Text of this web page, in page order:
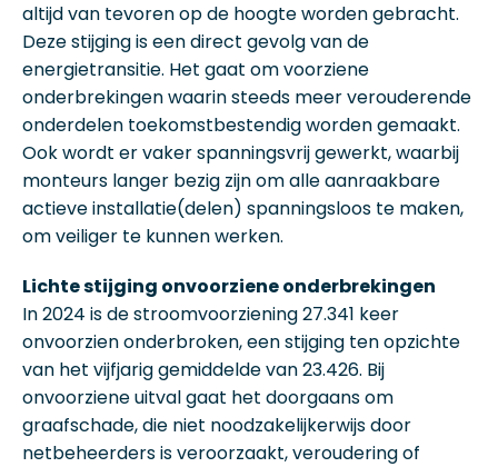
altijd van tevoren op de hoogte worden gebracht.
Deze stijging is een direct gevolg van de
energietransitie. Het gaat om voorziene
onderbrekingen waarin steeds meer verouderende
onderdelen toekomstbestendig worden gemaakt.
Ook wordt er vaker spanningsvrij gewerkt, waarbij
monteurs langer bezig zijn om alle aanraakbare
actieve installatie(delen) spanningsloos te maken,
om veiliger te kunnen werken.
Lichte stijging onvoorziene onderbrekingen
In 2024 is de stroomvoorziening 27.341 keer
onvoorzien onderbroken, een stijging ten opzichte
van het vijfjarig gemiddelde van 23.426. Bij
onvoorziene uitval gaat het doorgaans om
graafschade, die niet noodzakelijkerwijs door
netbeheerders is veroorzaakt, veroudering of